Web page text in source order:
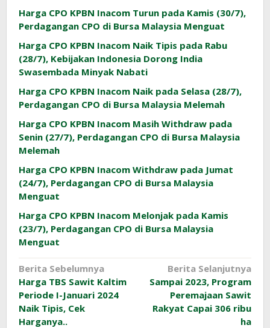
Harga CPO KPBN Inacom Turun pada Kamis (30/7),
Perdagangan CPO di Bursa Malaysia Menguat
Harga CPO KPBN Inacom Naik Tipis pada Rabu
(28/7), Kebijakan Indonesia Dorong India
Swasembada Minyak Nabati
Harga CPO KPBN Inacom Naik pada Selasa (28/7),
Perdagangan CPO di Bursa Malaysia Melemah
Harga CPO KPBN Inacom Masih Withdraw pada
Senin (27/7), Perdagangan CPO di Bursa Malaysia
Melemah
Harga CPO KPBN Inacom Withdraw pada Jumat
(24/7), Perdagangan CPO di Bursa Malaysia
Menguat
Harga CPO KPBN Inacom Melonjak pada Kamis
(23/7), Perdagangan CPO di Bursa Malaysia
Menguat
Navigasi
pos
Berita Sebelumnya
Harga TBS Sawit Kaltim
Periode I-Januari 2024
Naik Tipis, Cek
Harganya..
Berita Selanjutnya
Sampai 2023, Program
Peremajaan Sawit
Rakyat Capai 306 ribu
ha